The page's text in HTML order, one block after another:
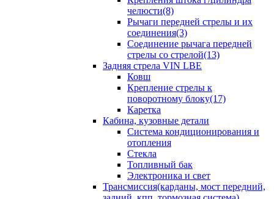
челюсти(8)
Рычаги передней стрелы и их
соединения(3)
Соединение рычага передней
стрелы со стрелой(13)
Задняя стрела VIN LBE
Ковш
Крепление стрелы к
поворотному блоку(17)
Каретка
Кабина, кузовные детали
Система кондиционирования и
отопления
Стекла
Топливный бак
Электроника и свет
Трансмиссия(карданы, мост передний,